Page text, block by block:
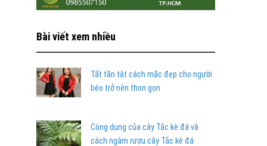
Bài viết xem nhiều
Tất tần tật cách mặc đẹp cho người
béo trở nên thon gọn
Công dụng của cây Tắc kè đá và
cách ngâm rượu cây Tắc kè đá